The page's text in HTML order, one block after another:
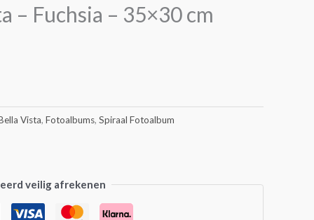
– Fuchsia – 35×30 cm
Vista, Fotoalbums, Spiraal Fotoalbum
veilig afrekenen